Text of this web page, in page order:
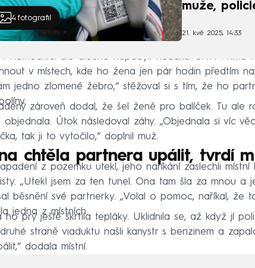
4 fotografií
muže,
21. kvě 2025, 14:33
nemocnici ale dlouho nepobyl. Redakci CNN Prima
v místech, kde ho žena jen pár hodin předtím
jedno zlomené žebro,“ stěžoval si s tím, že ho
zároveň dodal, že šel ženě pro balíček. Tu ale
objednala. Útok následoval záhy. „Objednala si víc
tak ji to vytočilo,“ doplnil muž.
chtěla partnera upálit, tvrdí
z pozemku utekl, jeho naříkání zaslechli
„Utekl jsem za ten tunel. Ona tam šla za mnou a
běsnění své partnerky. „Volal o pomoc, naříkal, že
jedna z místních.
ho prý ještě škrtila tepláky. Uklidnila se, až když jí
straně viaduktu našli kanystr s benzinem a
dodala místní.